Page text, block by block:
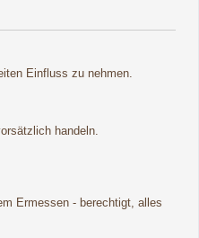
Einfluss zu nehmen.
handeln.
Ermessen - berechtigt, alles